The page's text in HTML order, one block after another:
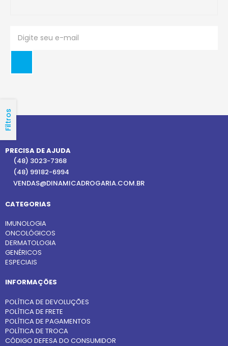
Filtros
PRECISA DE AJUDA
(48) 3023-7368
(48) 99182-6994
VENDAS@DINAMICADROGARIA.COM.BR
CATEGORIAS
IMUNOLOGIA
ONCOLÓGICOS
DERMATOLOGIA
GENÉRICOS
ESPECIAIS
INFORMAÇÕES
POLÍTICA DE DEVOLUÇÕES
POLÍTICA DE FRETE
POLÍTICA DE PAGAMENTOS
POLÍTICA DE TROCA
CÓDIGO DEFESA DO CONSUMIDOR